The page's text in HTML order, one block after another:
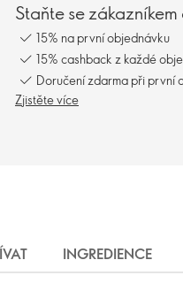
Staňte se
15% na první objednávku
15% cashback z každé
Doručení zdarma při první
Zjistěte více
INGREDIENCE